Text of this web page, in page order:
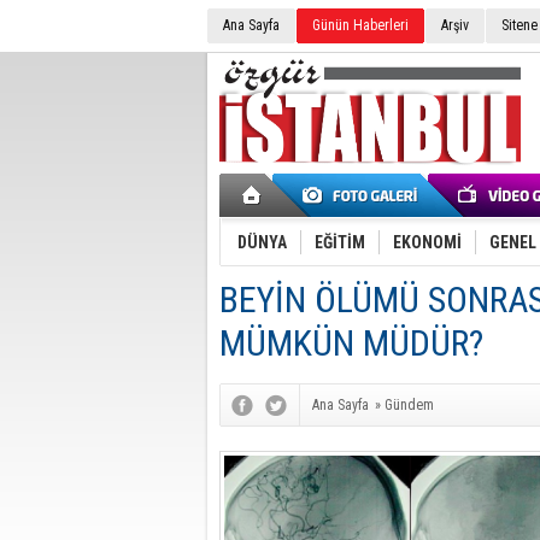
Ana Sayfa Günün Haberleri Arşiv
DÜNYA EĞİTİM EKONOMİ GENEL
BEYİN ÖLÜMÜ
MÜMKÜN MÜDÜR?
Ana Sayfa » Gündem